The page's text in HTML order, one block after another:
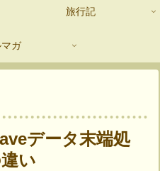
旅行記
マガ
データ末端処
い